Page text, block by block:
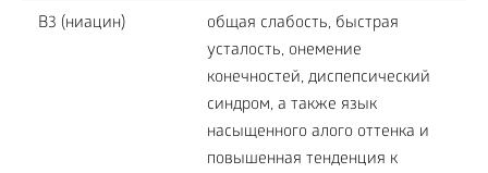
В3 (ниацин)
общая слабость, быстрая
усталость, онемение
конечностей, диспепсический
синдром, а также язык
насыщенного алого оттенка и
повышенная тенденция к